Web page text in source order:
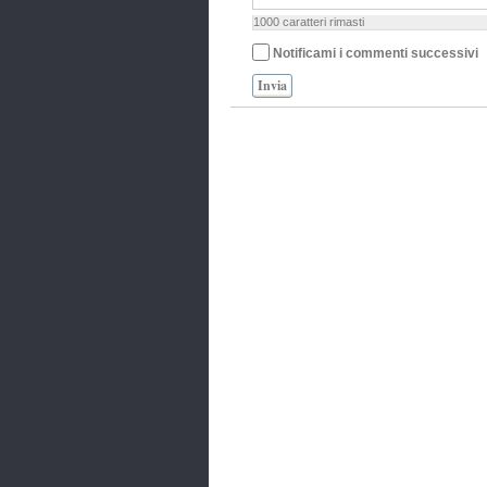
1000 caratteri rimasti
Notificami i commenti successivi
Invia